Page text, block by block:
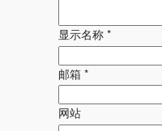
显示名称 *
邮箱 *
网站